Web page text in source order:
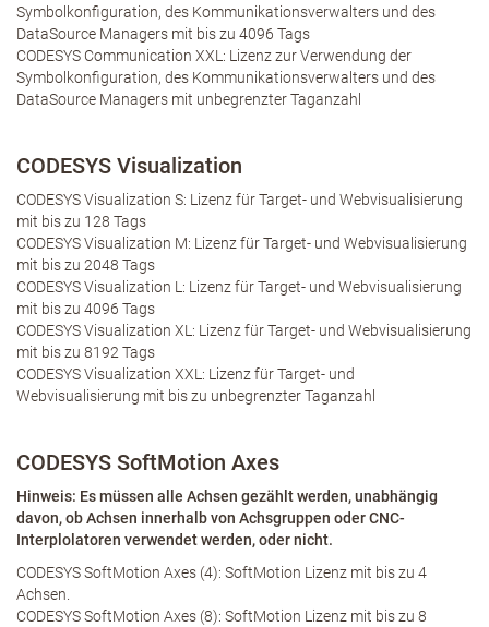
Symbolkonfiguration, des Kommunikationsverwalters und des
DataSource Managers mit bis zu 4096 Tags
CODESYS Communication XXL: Lizenz zur Verwendung der
Symbolkonfiguration, des Kommunikationsverwalters und des
DataSource Managers mit unbegrenzter Taganzahl
CODESYS Visualization
CODESYS Visualization S: Lizenz für Target- und Webvisualisierung
mit bis zu 128 Tags
CODESYS Visualization M: Lizenz für Target- und Webvisualisierung
mit bis zu 2048 Tags
CODESYS Visualization L: Lizenz für Target- und Webvisualisierung
mit bis zu 4096 Tags
CODESYS Visualization XL: Lizenz für Target- und Webvisualisierung
mit bis zu 8192 Tags
CODESYS Visualization XXL: Lizenz für Target- und
Webvisualisierung mit bis zu unbegrenzter Taganzahl
CODESYS SoftMotion Axes
Hinweis: Es müssen alle Achsen gezählt werden, unabhängig
davon, ob Achsen innerhalb von Achsgruppen oder CNC-
Interplolatoren verwendet werden, oder nicht.
CODESYS SoftMotion Axes (4): SoftMotion Lizenz mit bis zu 4
Achsen.
CODESYS SoftMotion Axes (8): SoftMotion Lizenz mit bis zu 8